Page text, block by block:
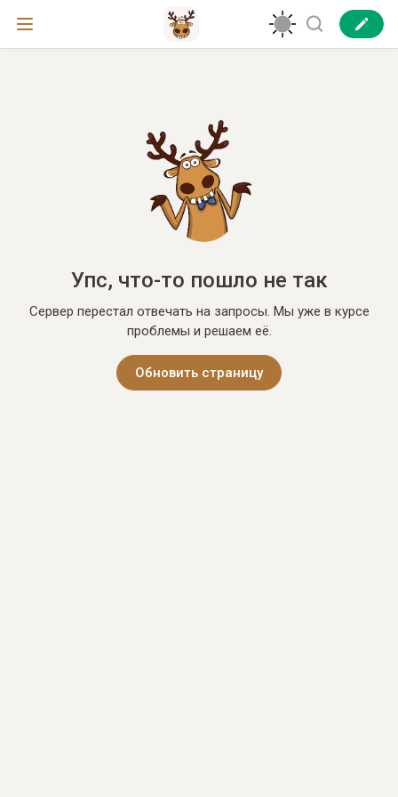
Упс, что-то пошло не так
Сервер перестал отвечать на запросы. Мы уже в курсе
проблемы и решаем её.
Обновить страницу